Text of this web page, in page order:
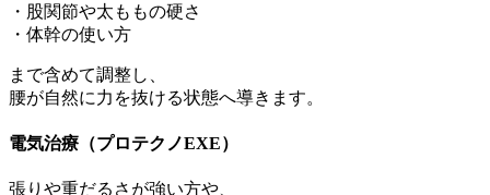
・股関節や太ももの硬さ
・体幹の使い方
まで含めて調整し、
腰が自然に力を抜ける状態へ導きます。
電気治療（プロテクノEXE）
張りや重だるさが強い方や、